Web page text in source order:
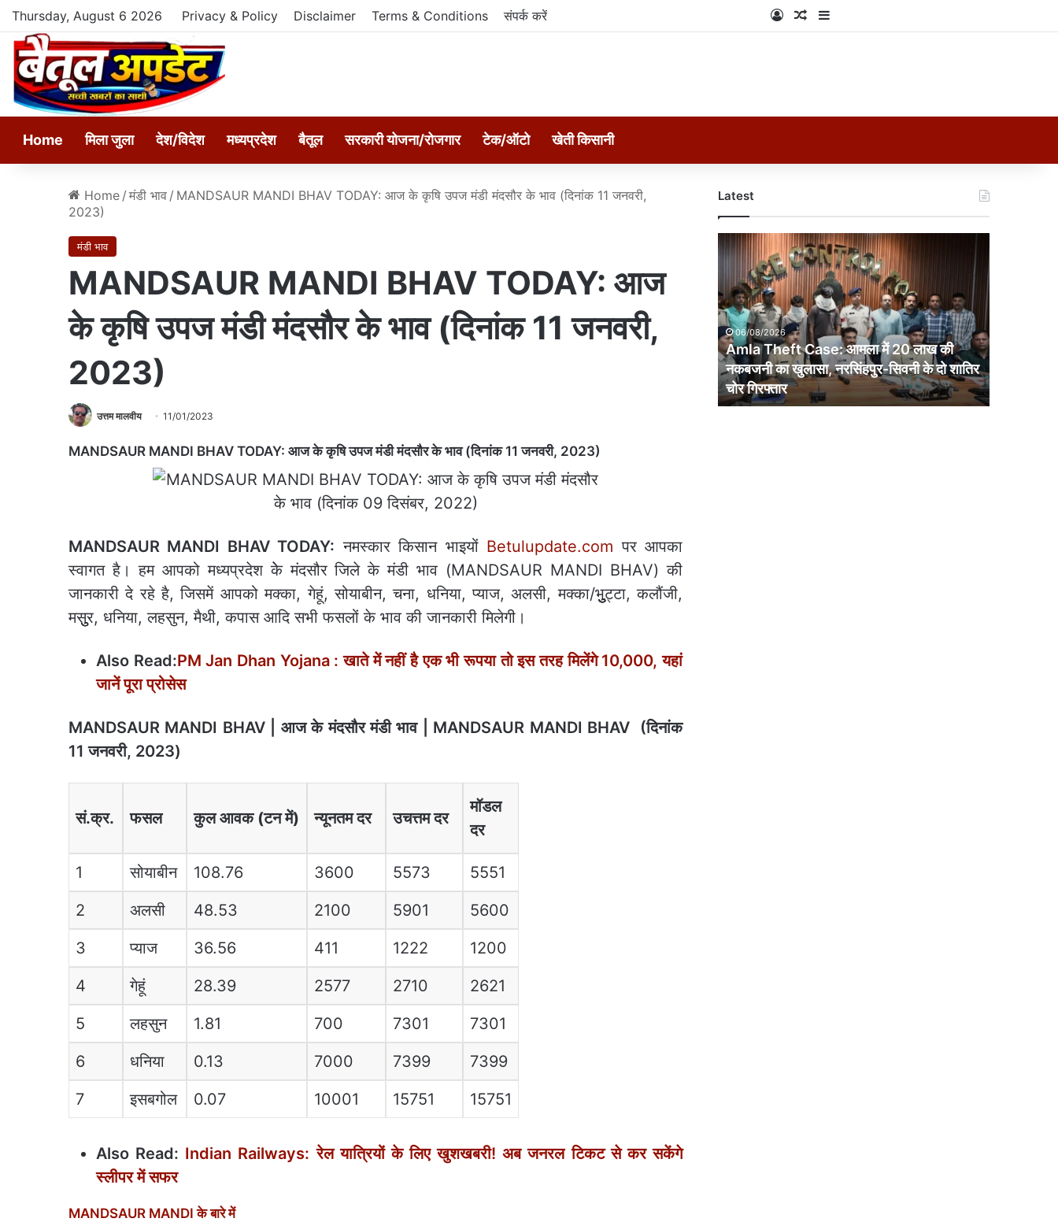
Thursday, August 6 2026 Privacy & Policy Disclaimer Terms & Conditions संपर्क करें Log InRandom Article
Sidebar
Home मिला जुला देश/विदेश मध्यप्रदेश बैतूल सरकारी योजना/रोजगार टेक/ऑटो खेती किसानी
Home / मंडी भाव / MANDSAUR MANDI BHAV TODAY: आज के कृषि उपज मंडी मंदसौर के भाव (दिनांक 11 जनवरी,
2023)
मंडी भाव
MANDSAUR MANDI BHAV TODAY: आज
के कृषि उपज मंडी मंदसौर के भाव (दिनांक 11 जनवरी,
2023)
उत्तम मालवीय 11/01/2023
MANDSAUR MANDI BHAV TODAY: आज के कृषि उपज मंडी मंदसौर के भाव (दिनांक 11 जनवरी, 2023)
MANDSAUR MANDI BHAV TODAY: नमस्कार किसान भाइयों Betulupdate.com पर आपका
स्वागत है। हम आपको मध्यप्रदेश केे मंदसौर जिले के मंडी भाव (MANDSAUR MANDI BHAV) की
जानकारी दे रहे है, जिसमें आपको मक्का, गेहूं, सोयाबीन, चना, धनिया, प्‍याज, अलसी, मक्‍का/भुुुुुुट्टा, कलौंजी,
मसुुुर, धनिया, लहसुन, मैथी, कपास आदि सभी फसलों के भाव की जानकारी मिलेगी।
Also Read:PM Jan Dhan Yojana : खाते में नहीं है एक भी रूपया तो इस तरह मिलेंगे 10,000, यहां
जानें पूरा प्रोसेस
MANDSAUR MANDI BHAV | आज के मंदसौर मंडी भाव | MANDSAUR MANDI BHAV
(दिनांक
11 जनवरी, 2023)
सं.क्र. फसल कुल आवक (टन में) न्यूनतम दर उचत्तम दर
मॉडल
दर
1 सोयाबीन 108.76 3600 5573
5551
2
अलसी 48.53 2100 5901
5600
3
प्याज 36.56 411 1222
1200
4
गेहूं 28.39 2577 2710
2621
5
लहसुन 1.81 700 7301
7301
6
धनिया 0.13 7000 7399
7399
7
इसबगोल 0.07 10001 15751 15751
Also Read: Indian Railways: रेल यात्रियों के लिए खुशखबरी! अब जनरल टिकट से कर सकेंगे
स्लीपर में सफर
MANDSAUR MANDI के बारे में
Latest
Amla
Theft
Case:
आमला
में
20
लाख
की
नकबजनी
का
खुलासा,
06/08/2026
Amla Theft Case: आमला में 20 लाख की
नकबजनी का खुलासा, नरसिंहपुर-सिवनी के दो शातिर
चोर गिरफ्तार